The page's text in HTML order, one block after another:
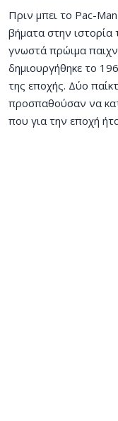
Πριν μπει το Pac-
βήματα στην
γνωστά πρώιμα
δημιουργήθηκε το
της εποχής. Δύο
προσπαθούσαν να
που για την εποχή